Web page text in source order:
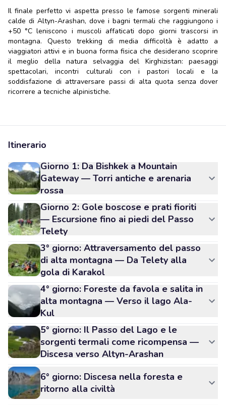
Il finale perfetto vi aspetta presso le famose sorgenti minerali
calde di Altyn-Arashan, dove i bagni termali che raggiungono i
+50 °C leniscono i muscoli affaticati dopo giorni trascorsi in
montagna. Questo trekking di media difficoltà è adatto a
viaggiatori attivi e in buona forma fisica che desiderano scoprire
il meglio della natura selvaggia del Kirghizistan: paesaggi
spettacolari, incontri culturali con i pastori locali e la
soddisfazione di attraversare passi di alta quota senza dover
ricorrere a tecniche alpinistiche.
Itinerario
Giorno 1: Da Bishkek a Mountain
Gateway — Torri antiche e arenaria
rossa
Giorno 2: Gole boscose e prati fioriti
— Escursione fino ai piedi del Passo
Telety
3° giorno: Attraversamento del passo
di alta montagna — Da Telety alla
gola di Karakol
4° giorno: Foreste da favola e salita in
alta montagna — Verso il lago Ala-
Kul
5° giorno: Il Passo del Lago e le
sorgenti termali come ricompensa —
Discesa verso Altyn-Arashan
6° giorno: Discesa nella foresta e
ritorno alla civiltà